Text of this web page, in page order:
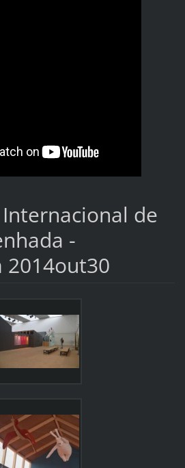
Internacional de
-